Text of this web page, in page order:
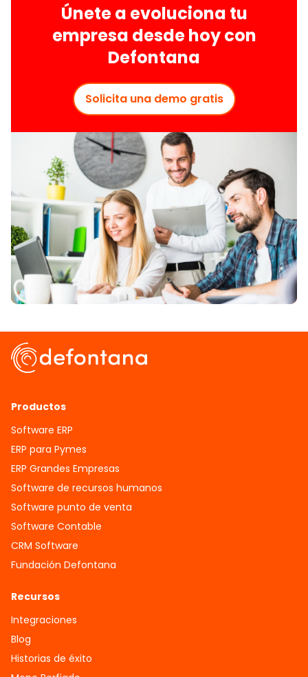
Únete a evoluciona tu
empresa desde hoy con
Defontana
Solicita una demo gratis
Productos
Software ERP
ERP para Pymes
ERP Grandes Empresas
Software de recursos humanos
Software punto de venta
Software Contable
CRM Software
Fundación Defontana
Recursos
Integraciones
Blog
Historias de éxito